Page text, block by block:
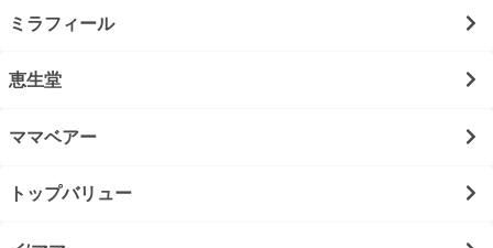
ミラフィール
恵生堂
ママベアー
トップバリュー